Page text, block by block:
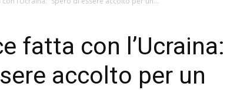
fatta con l’Ucraina:
accolto per un